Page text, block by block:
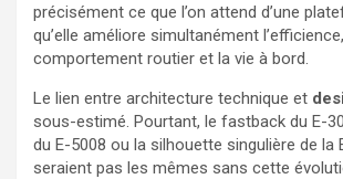
précisément ce que l’on attend d’une
qu’elle améliore simultanément
comportement routier et la vie à bord.
Le lien entre architecture technique et
sous-estimé. Pourtant, le fastback du E-
du E-5008 ou la silhouette singulière de la
seraient pas les mêmes sans cette